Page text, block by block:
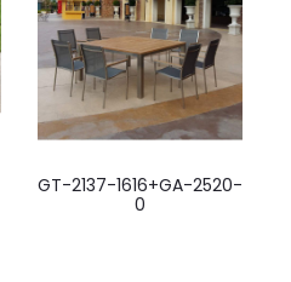
GT-2137-1616+GA-2520-
0